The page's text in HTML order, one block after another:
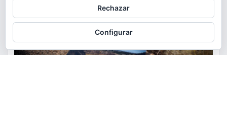
Rechazar
Configurar
Para obtener más información, incluido cómo gestionar las cookies,